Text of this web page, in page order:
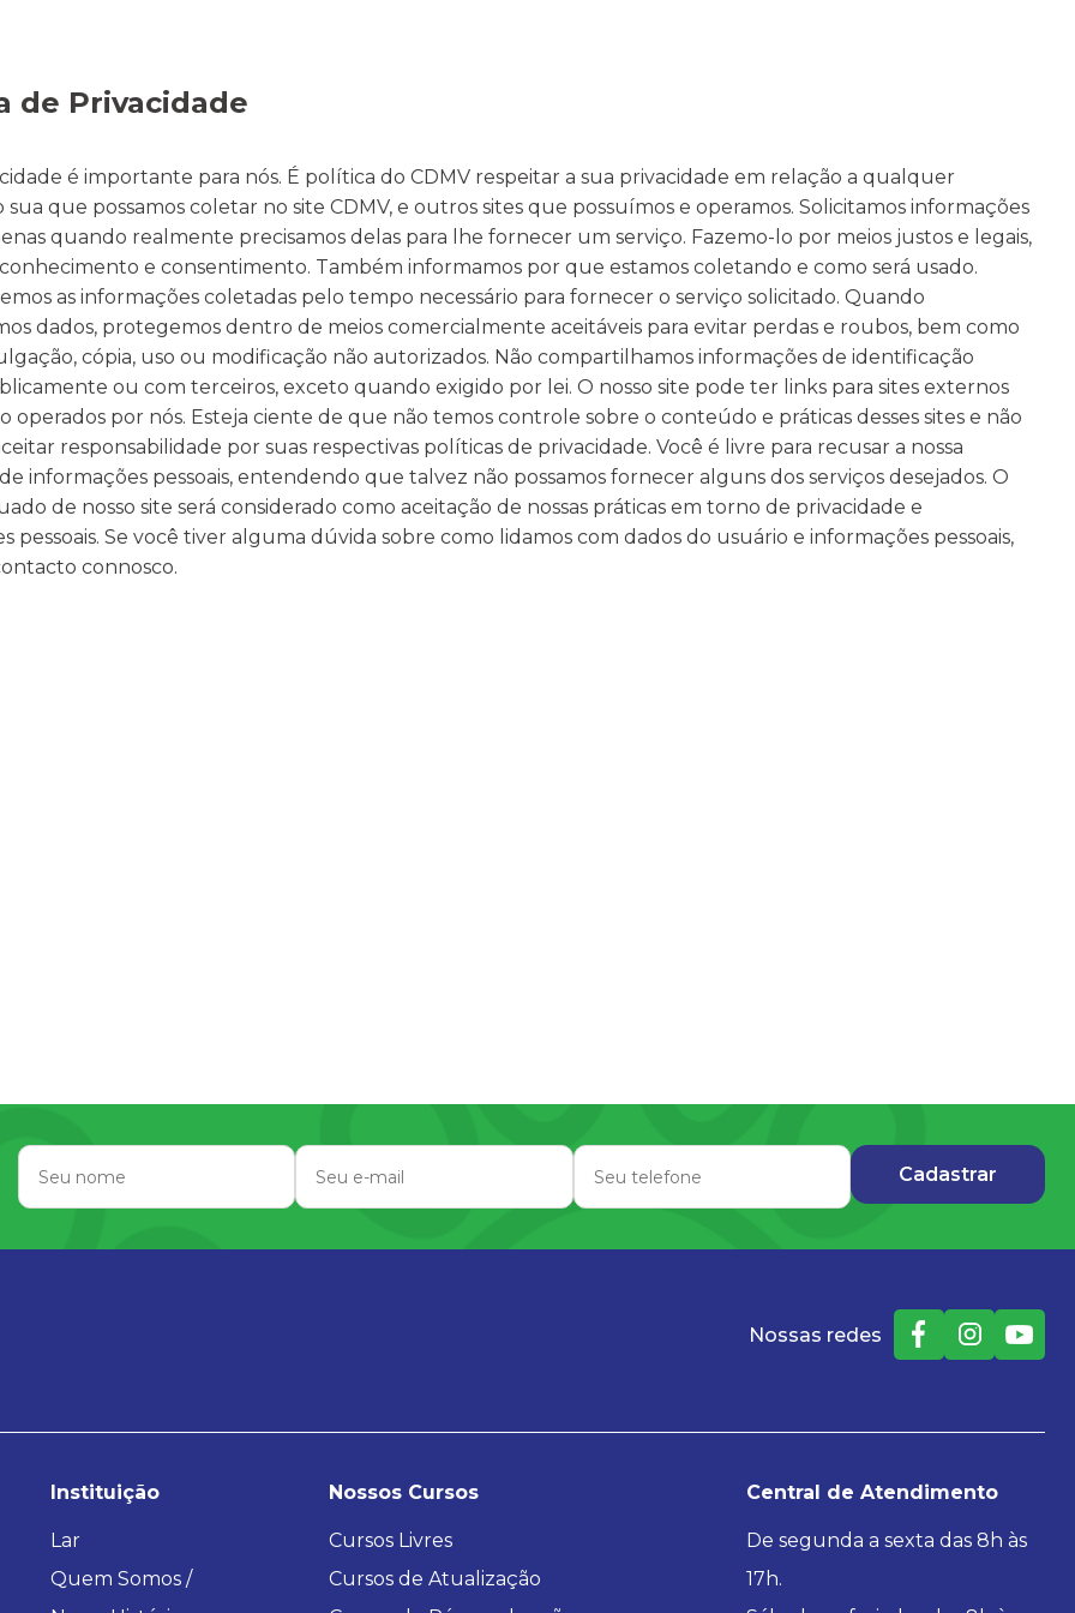
de Privacidade
é importante para nós. É política do CDMV respeitar a sua privacidade em relação a qualquer
que possamos coletar no site CDMV, e outros sites que possuímos e operamos. Solicitamos informações
quando realmente precisamos delas para lhe fornecer um serviço. Fazemo-lo por meios justos e legais,
e consentimento. Também informamos por que estamos coletando e como será usado.
as informações coletadas pelo tempo necessário para fornecer o serviço solicitado. Quando
dados, protegemos dentro de meios comercialmente aceitáveis ​​para evitar perdas e roubos, bem como
cópia, uso ou modificação não autorizados. Não compartilhamos informações de identificação
ou com terceiros, exceto quando exigido por lei. O nosso site pode ter links para sites externos
operados por nós. Esteja ciente de que não temos controle sobre o conteúdo e práticas desses sites e não
responsabilidade por suas respectivas políticas de privacidade. Você é livre para recusar a nossa
informações pessoais, entendendo que talvez não possamos fornecer alguns dos serviços desejados. O
de nosso site será considerado como aceitação de nossas práticas em torno de privacidade e
pessoais. Se você tiver alguma dúvida sobre como lidamos com dados do usuário e informações pessoais,
connosco.
Nossas redes
Instituição
Lar
Quem Somos /
Nossos Cursos
Cursos Livres
Cursos de Atualização
Central de Atendimento
De segunda a sexta das 8h às
17h.